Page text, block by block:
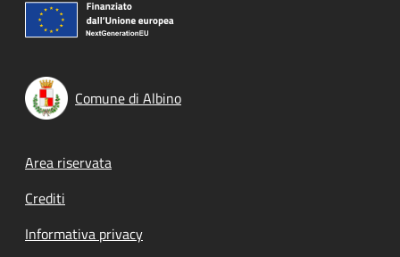
Comune di Albino
Footer menu
Area riservata
Crediti
Informativa privacy